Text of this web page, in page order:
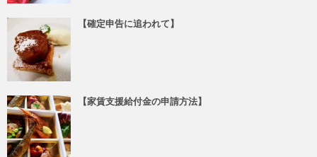
【確定申告に追われて】
【家賃支援給付金の申請方法】